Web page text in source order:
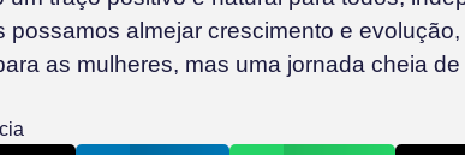
possamos almejar crescimento e
as mulheres, mas uma jornada cheia